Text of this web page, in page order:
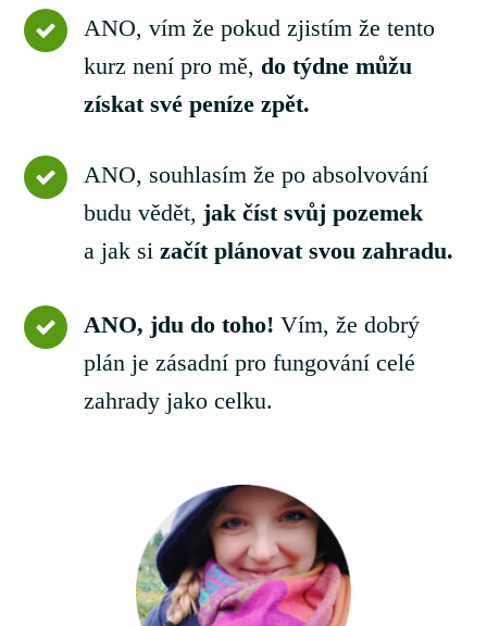
ANO, vím že pokud zjistím že tento
kurz není pro mě, do týdne můžu
získat své peníze zpět.
ANO, souhlasím že po absolvování
budu vědět, jak číst svůj pozemek
a jak sizačít plánovat svou zahradu.
ANO, jdu do toho! Vím, že dobrý
plán je zásadní pro fungování celé
zahrady jako celku.